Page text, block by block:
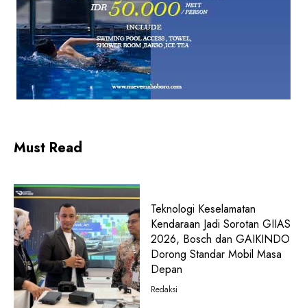
Must Read
Teknologi Keselamatan
Kendaraan Jadi Sorotan GIIAS
2026, Bosch dan GAIKINDO
Dorong Standar Mobil Masa
Depan
Redaksi